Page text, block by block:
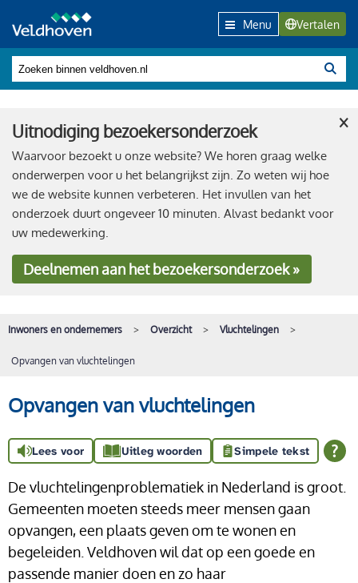
Menu Vertalen
Uitnodiging bezoekersonderzoek
Waarvoor bezoekt u onze website? We horen graag welke
onderwerpen voor u het belangrijkst zijn. Zo weten wij hoe
we de website kunnen verbeteren. Het invullen van het
onderzoek duurt ongeveer 10 minuten. Alvast bedankt voor
uw medewerking.
Deelnemenaan het bezoekersonderzoek »
×
Inwoners en ondernemers Overzicht Vluchtelingen
Opvangen van vluchtelingen
Opvangen van vluchtelingen
Lees voor Uitleg woorden Simpele tekst
De vluchtelingenproblematiek in Nederland is groot.
Gemeenten moeten steeds meer mensen gaan
opvangen, een plaats geven om te wonen en
begeleiden. Veldhoven wil dat op een goede en
passende manier doen en zo haar